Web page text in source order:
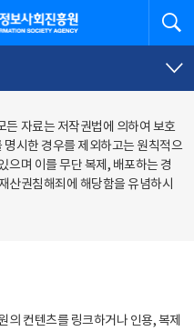
흥원
자료는 저작권법에 의하여 보호
시한 경우를 제외하고는 원칙적으
으며 이를 무단 복제, 배포하는 경
산권침해죄에 해당함을 유념하시
의 컨텐츠를 링크하거나 인용, 복제